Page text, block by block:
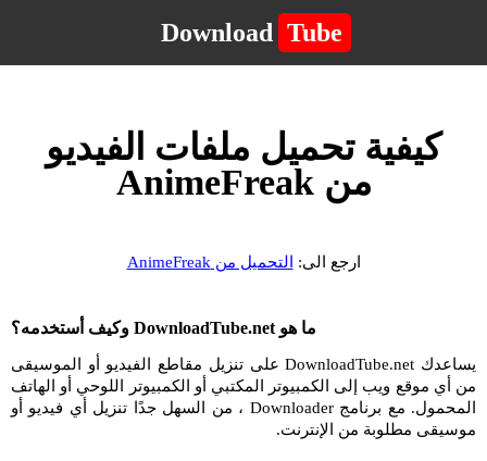
Download Tube
كيفية تحميل ملفات الفيديو
من AnimeFreak
ارجع الى: التحميل من AnimeFreak
ما هو DownloadTube.net وكيف أستخدمه؟
يساعدك DownloadTube.net على تنزيل مقاطع الفيديو أو الموسيقى
من أي موقع ويب إلى الكمبيوتر المكتبي أو الكمبيوتر اللوحي أو الهاتف
المحمول. مع برنامج Downloader ، من السهل جدًا تنزيل أي فيديو أو
موسيقى مطلوبة من الإنترنت.